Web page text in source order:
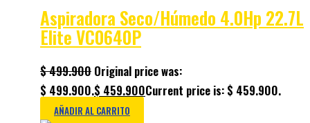
Aspiradora Seco/Húmedo 4.0Hp 22.7L
Elite VC0640P
$499.900 Original price was:
$ 499.900.$ 459.900Current price is: $ 459.900.
AÑADIR AL CARRITO